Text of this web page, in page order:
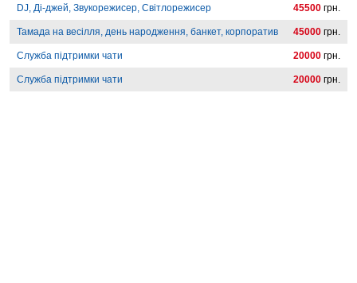
DJ, Ді-джей, Звукорежисер, Світлорежисер 45500 грн.
Тамада на весілля, день народження, банкет, корпоратив 45000 грн.
Служба підтримки чати 20000 грн.
Служба підтримки чати 20000 грн.